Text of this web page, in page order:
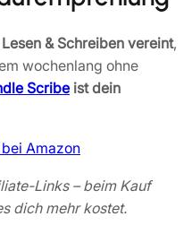
Lesen & Schreiben vereint,
wochenlang ohne
Scribe ist dein
bei Amazon
Links – beim Kauf
dich mehr kostet.